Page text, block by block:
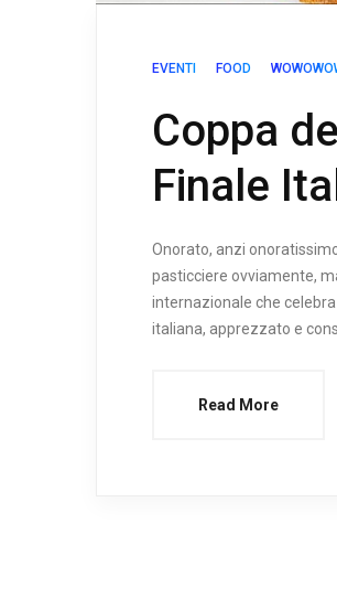
EVENTI FOOD
Coppa
Finale
Onorato, anzi
pasticciere ovviamente,
internazionale che
italiana, apprezzato e
Read More